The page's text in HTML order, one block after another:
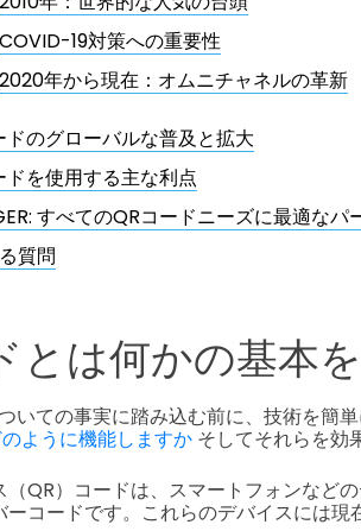
COVID-19対策への重要性
2020年から現在：オムニチャネルの革新
ドのグローバルな普及と拡大
ドを使用する主な利点
すべてのQRコードニーズに最適なパ
質問
とは何かの基本
いての事実に踏み込む前に、技術を簡
ように機能しますかそしてそれらを効
（QR）コードは、スマートフォンなど
ーコードです。これらのデバイスには